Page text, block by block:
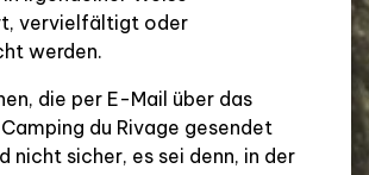
vervielfältigt oder
werden.
die per E-Mail über das
du Rivage gesendet
nicht sicher, es sei denn, in der